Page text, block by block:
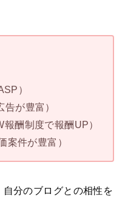
）
告が豊富）
報酬制度で報酬UP）
案件が豊富）
分のブログとの相性を